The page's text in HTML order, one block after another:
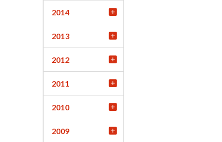
2014
2013
2012
2011
2010
2009